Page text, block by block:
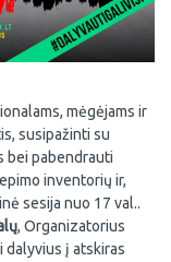
mėgėjams ir
susipažinti su
bei pabendrauti
inventorių ir,
sesija nuo 17 val..
, Organizatorius
dalyvius į atskiras